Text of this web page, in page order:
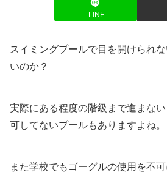
LINE
スイミングプールで目を開けられ
いのか？
実際にある程度の階級まで進まな
可してないプールもありますよね。
また学校でもゴーグルの使用を不